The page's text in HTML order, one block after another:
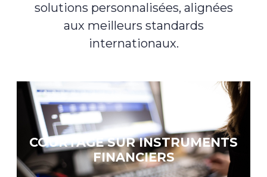
solutions personnalisées, alignées
aux meilleurs standards
internationaux.
COURTAGE SUR INSTRUMENTS
FINANCIERS